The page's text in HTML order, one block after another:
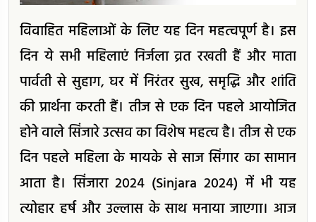
विवाहित महिलाओं के लिए यह दिन महत्वपूर्ण है। इस
दिन ये सभी महिलाएं निर्जला व्रत रखती हैं और माता
पार्वती से सुहाग, घर में निरंतर सुख, समृद्धि और शांति
की प्रार्थना करती हैं। तीज से एक दिन पहले आयोजित
होने वाले सिंजारे उत्सव का विशेष महत्व है। तीज से एक
दिन पहले महिला के मायके से साज सिंगार का सामान
आता है। सिंजारा 2024 (Sinjara 2024) में भी यह
त्योहार हर्ष और उल्लास के साथ मनाया जाएगा। आज